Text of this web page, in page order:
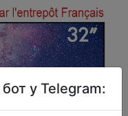
у Telegram: